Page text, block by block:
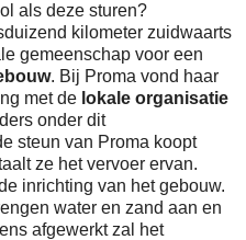
als deze sturen?
kilometer zuidwaarts
gemeenschap voor een
. Bij Proma vond haar
met de lokale organisatie
onder dit
steun van Proma koopt
ze het vervoer ervan.
inrichting van het gebouw.
water en zand aan en
afgewerkt zal het